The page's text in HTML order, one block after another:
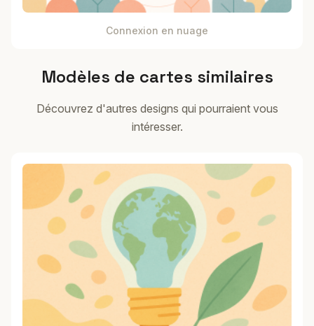
Connexion en nuage
Modèles de cartes similaires
Découvrez d'autres designs qui pourraient vous
intéresser.